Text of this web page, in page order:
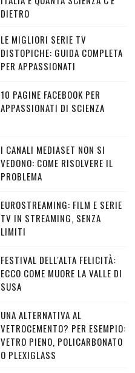
DIETRO
LE MIGLIORI SERIE TV
DISTOPICHE: GUIDA COMPLETA
PER APPASSIONATI
10 PAGINE FACEBOOK PER
APPASSIONATI DI SCIENZA
I CANALI MEDIASET NON SI
VEDONO: COME RISOLVERE IL
PROBLEMA
EUROSTREAMING: FILM E SERIE
TV IN STREAMING, SENZA
LIMITI
FESTIVAL DELL'ALTA FELICITÀ:
ECCO COME MUORE LA VALLE DI
SUSA
UNA ALTERNATIVA AL
VETROCEMENTO? PER ESEMPIO:
VETRO PIENO, POLICARBONATO
O PLEXIGLASS